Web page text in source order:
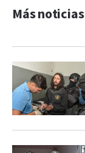
Más noticias